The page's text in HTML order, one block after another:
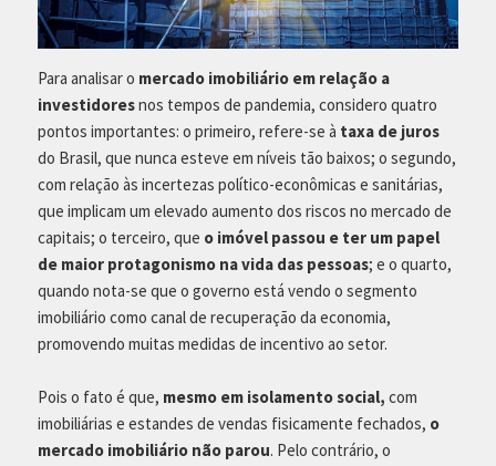
Para analisar o mercado imobiliário em relação a
investidoresnos tempos de pandemia, considero quatro
pontos importantes: o primeiro, refere-se à taxa de juros
do Brasil, que nunca esteve em níveis tão baixos; o segundo,
com relação às incertezas político-econômicas e sanitárias,
que implicam um elevado aumento dos riscos no mercado de
capitais; o terceiro, que o imóvel passou e ter um papel
de maior protagonismo na vida das pessoas; e o quarto,
quando nota-se que o governo está vendo o segmento
imobiliário como canal de recuperação da economia,
promovendo muitas medidas de incentivo ao setor.
Pois o fato é que, mesmo em isolamento social, com
imobiliárias e estandes de vendas fisicamente fechados, o
mercado imobiliário não parou. Pelo contrário, o